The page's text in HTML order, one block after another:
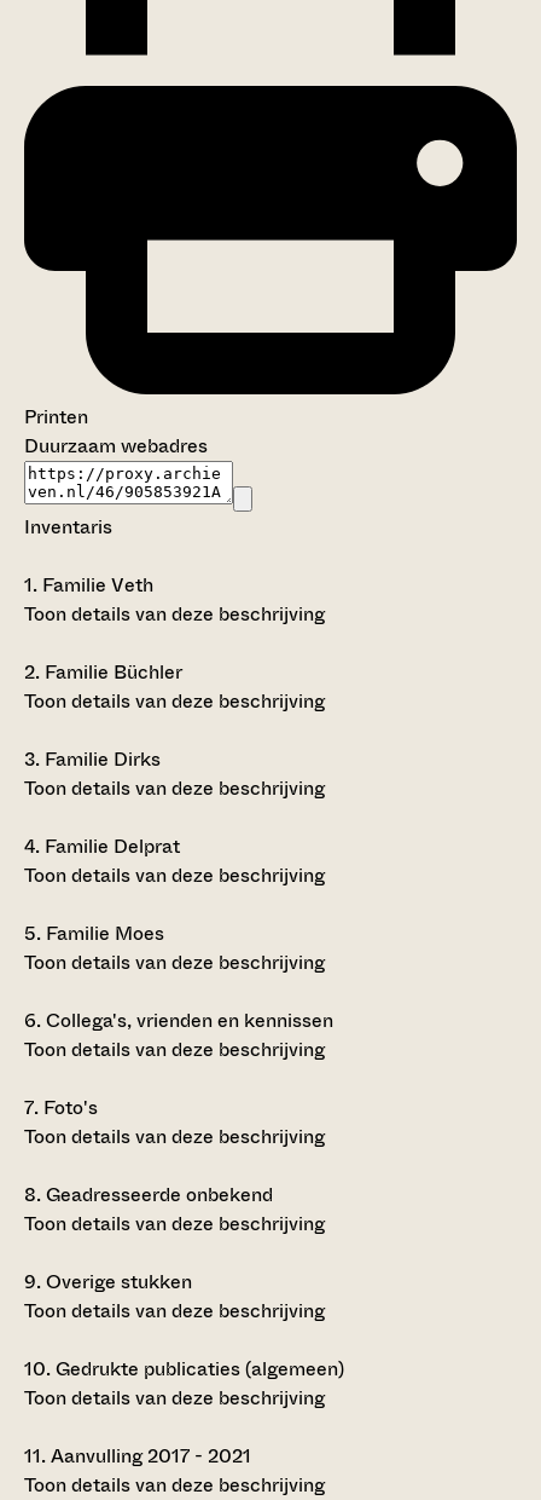
Printen
Duurzaam webadres
Inventaris
1. Familie Veth
Toon details van deze beschrijving
2. Familie Büchler
Toon details van deze beschrijving
3. Familie Dirks
Toon details van deze beschrijving
4. Familie Delprat
Toon details van deze beschrijving
5. Familie Moes
Toon details van deze beschrijving
6.Collega's, vrienden en kennissen
Toon details van deze beschrijving
7. Foto's
Toon details van deze beschrijving
8.Geadresseerde onbekend
Toon details van deze beschrijving
9.Overige stukken
Toon details van deze beschrijving
10.Gedrukte publicaties (algemeen)
Toon details van deze beschrijving
11.Aanvulling 2017 - 2021
Toon details van deze beschrijving